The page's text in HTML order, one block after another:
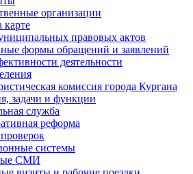
организации
правовых актов
формы обращений и заявлений
деятельности
комиссия города Кургана
задачи и функции
служба
реформа
системы
СМИ